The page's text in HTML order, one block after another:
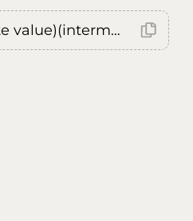
Error: (intermediate value)(intermediate value)(intermediate value).replaceAll is not a function